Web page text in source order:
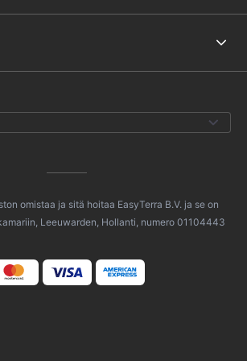
omistaa ja sitä hoitaa EasyTerra B.V. ja se on
Leeuwarden, Hollanti, numero 01104443